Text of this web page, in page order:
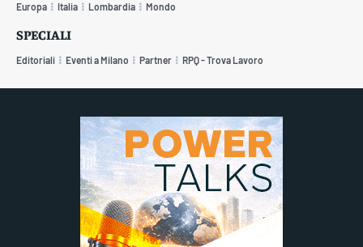
Europa Italia Lombardia Mondo
SPECIALI
Editoriali Eventi a Milano Partner RPQ - Trova Lavoro